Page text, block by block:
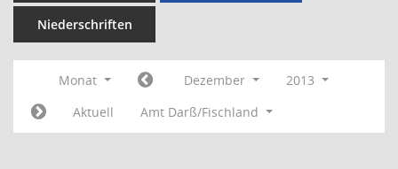
Niederschriften
Monat Dezember
2013
Aktuell
Amt Darß/Fischland